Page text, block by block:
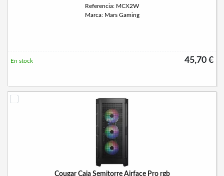
Referencia: MCX2W
Marca: Mars Gaming
45,70 €
En stock
Cougar Caja Semitorre Airface Pro rgb